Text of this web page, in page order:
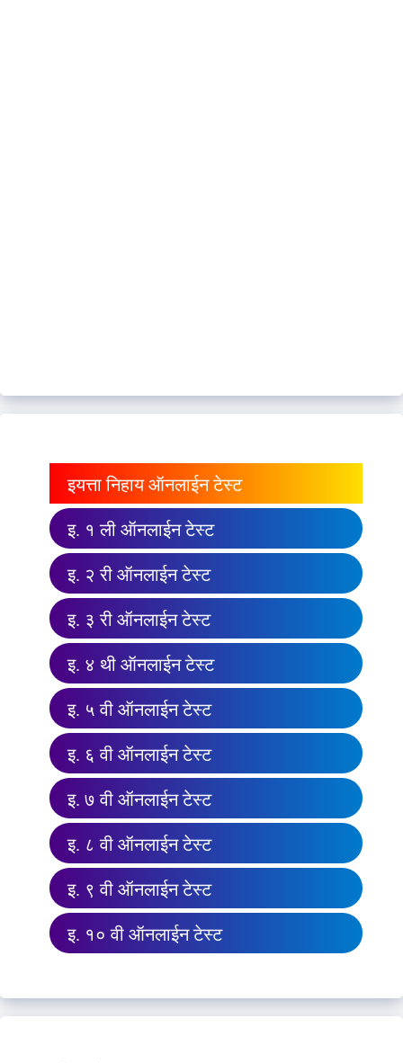
इयत्ता निहाय ऑनलाईन टेस्ट
इ. १ ली ऑनलाईन टेस्ट
इ. २ री ऑनलाईन टेस्ट
इ. ३ री ऑनलाईन टेस्ट
इ. ४ थी ऑनलाईन टेस्ट
इ. ५ वी ऑनलाईन टेस्ट
इ. ६ वी ऑनलाईन टेस्ट
इ. ७ वी ऑनलाईन टेस्ट
इ. ८ वी ऑनलाईन टेस्ट
इ. ९ वी ऑनलाईन टेस्ट
इ. १० वी ऑनलाईन टेस्ट